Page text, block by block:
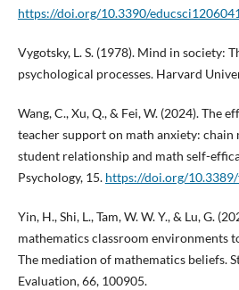
https://doi.org/10.3390/
Vygotsky, L. S. (1978). Mind in society:
psychological processes. Harvard
Wang, C., Xu, Q., & Fei, W. (2024). The
teacher support on math anxiety: chain
student relationship and math self-
Psychology, 15. https://doi.org/
Yin, H., Shi, L., Tam, W. W. Y., & Lu, G.
mathematics classroom environments
The mediation of mathematics beliefs.
Evaluation, 66, 100905.